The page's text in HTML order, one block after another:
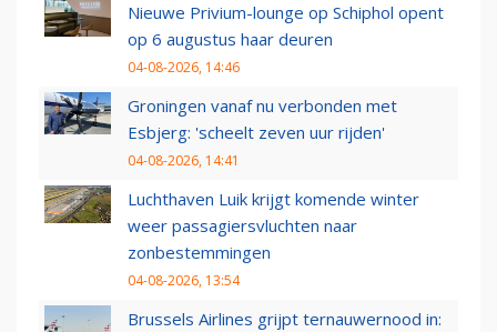
Nieuwe Privium-lounge op Schiphol opent
op 6 augustus haar deuren
04-08-2026, 14:46
Groningen vanaf nu verbonden met
Esbjerg: 'scheelt zeven uur rijden'
04-08-2026, 14:41
Luchthaven Luik krijgt komende winter
weer passagiersvluchten naar
zonbestemmingen
04-08-2026, 13:54
Brussels Airlines grijpt ternauwernood in: